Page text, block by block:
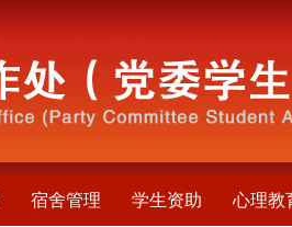
宿舍管理 学生资助 心理教